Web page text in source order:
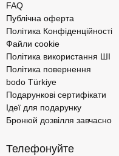
FAQ
Публічна оферта
Політика Конфіденційності
Файли cookie
Політика використання ШІ
Політика повернення
bodo Türkiye
Подарункові сертифікати
Ідеї для подарунку
Бронюй дозвілля завчасно
Телефонуйте